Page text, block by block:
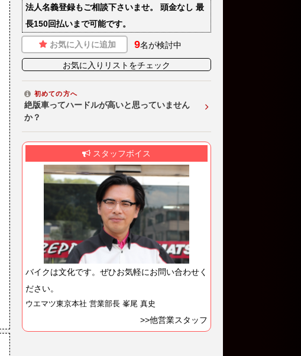
法人名義登録もご相談下さいませ。 頭金なし 最
長150回払いまで可能です。
お気に入りに追加 9名が検討中
お気に入りリストをチェック
初めての方へ
絶版車ってハードルが高いと思っていません
か？
スタッフボイス
バイクは文化です。ぜひお気軽にお問い合わせく
ださい。
ウエマツ東京本社 営業部長 峯尾 真史
>>他営業スタッフ